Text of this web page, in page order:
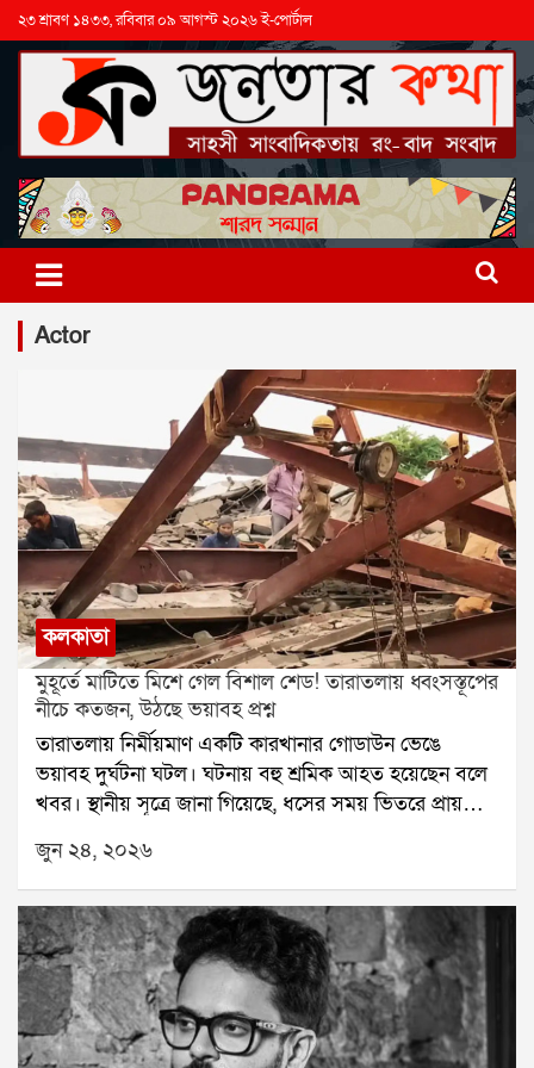
২৩ শ্রাবণ ১৪৩৩, রবিবার ০৯ আগস্ট ২০২৬ ই-পোর্টাল
Actor
কলকাতা
মুহূর্তে মাটিতে মিশে গেল বিশাল শেড! তারাতলায় ধ্বংসস্তূপের
নীচে কতজন, উঠছে ভয়াবহ প্রশ্ন
তারাতলায় নির্মীয়মাণ একটি কারখানার গোডাউন ভেঙে
ভয়াবহ দুর্ঘটনা ঘটল। ঘটনায় বহু শ্রমিক আহত হয়েছেন বলে
খবর। স্থানীয় সূত্রে জানা গিয়েছে, ধসের সময় ভিতরে প্রায়
অনেকেই ধ্বংসস্তূপের নীচে আটকে পড়েছেন বলে আশঙ্কা করা
হচ্ছে।ঘটনার খবর পেয়ে দ্রুত পৌঁছে যায় দমকল বাহিনী।
উদ্ধারকাজে হাত লাগান স্থানীয় বাসিন্দারাও। আহতদের
ধ্বংসস্তূপ থেকে বের করে দ্রুত হাসপাতালে পাঠানো হয়েছে।
কারও হাত গুরুতরভাবে ক্ষতিগ্রস্ত হয়েছে, কারও মাথায়
আঘাত লেগেছে। কয়েকজনের অবস্থা উদ্বেগজনক বলে জানা
গিয়েছে।স্থানীয়দের দাবি, ওই এলাকায় একটি বড় গোডাউন
জুন ২৪, ২০২৬